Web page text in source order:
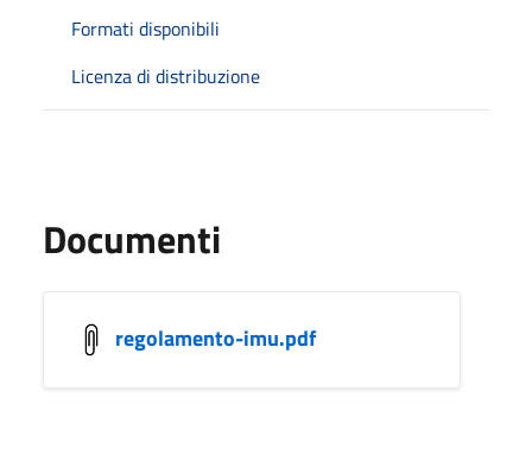
Formati disponibili
Licenza di distribuzione
Documenti
regolamento-imu.pdf